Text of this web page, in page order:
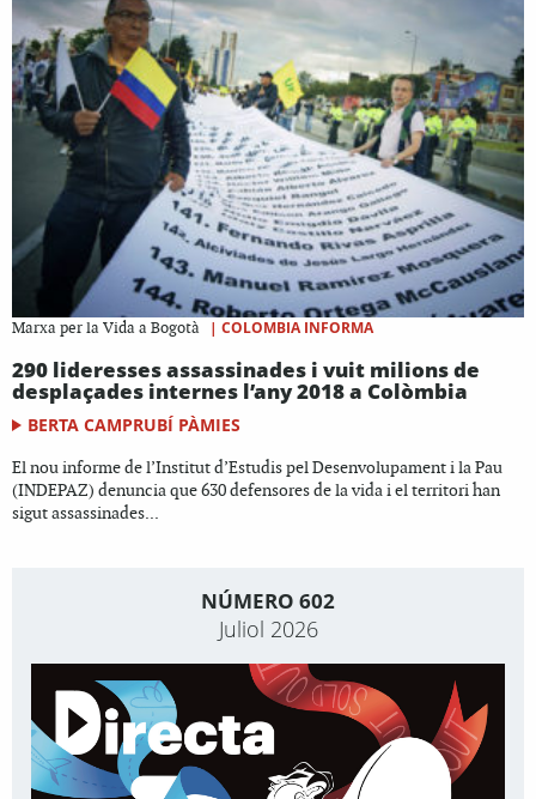
Marxa per la Vida a Bogotà | COLOMBIA INFORMA
290 lideresses assassinades i vuit milions de
desplaçades internes l’any 2018 a Colòmbia
BERTA CAMPRUBÍ PÀMIES
El nou informe de l’Institut d’Estudis pel Desenvolupament i la Pau
(INDEPAZ) denuncia que 630 defensores de la vida i el territori han
sigut assassinades...
NÚMERO 602
Juliol 2026